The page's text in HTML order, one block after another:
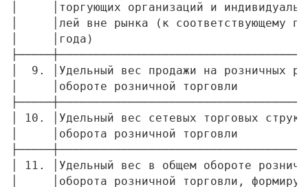
│     │торгующих организаций и
│     │лей вне рынка (к
│     │года)
│  9. │Удельный вес продажи на
│     │обороте розничной
│ 10. │Удельный вес сетевых торговых
│     │оборота розничной
│ 11. │Удельный вес в общем обороте
│     │оборота розничной торговли,